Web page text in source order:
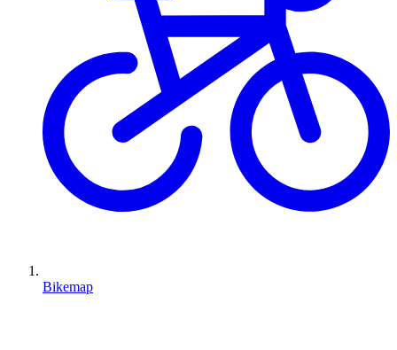
Bikemap